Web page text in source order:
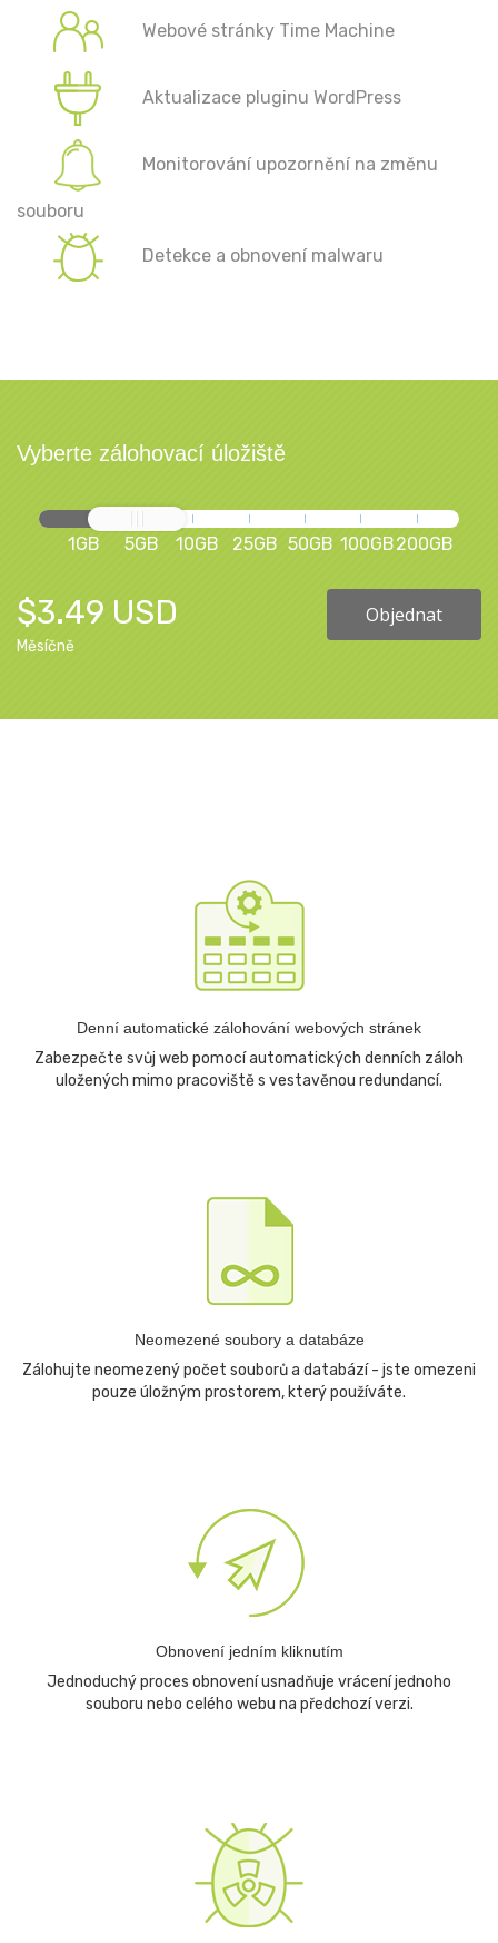
Webové stránky Time Machine
Aktualizace pluginu WordPress
Monitorování upozornění na změnu
souboru
Detekce a obnovení malwaru
Vyberte zálohovací úložiště
1GB 5GB 10GB 25GB 50GB 100GB200GB
$3.49 USD
Měsíčně
Objednat
Denní automatické zálohování webových stránek
Zabezpečte svůj web pomocí automatických denních záloh
uložených mimo pracoviště s vestavěnou redundancí.
Neomezené soubory a databáze
Zálohujte neomezený počet souborů a databází - jste omezeni
pouze úložným prostorem, který používáte.
Obnovení jedním kliknutím
Jednoduchý proces obnovení usnadňuje vrácení jednoho
souboru nebo celého webu na předchozí verzi.